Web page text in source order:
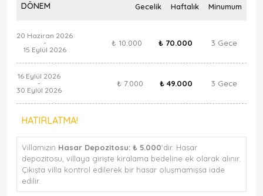
DÖNEM Gecelik Haftalık Minumum
20 Haziran 2026
-
15 Eylül 2026
₺ 10.000 ₺ 70.000 3 Gece
16 Eylül 2026
-
30 Eylül 2026
₺ 7.000 ₺ 49.000 3 Gece
HATIRLATMA!
Villamızın Hasar Depozitosu: ₺ 5.000'dir. Hasar
depozitosu, villaya girişte kiralama bedeline ek olarak alınır.
Çıkışta villa kontrol edilerek bir hasar oluşmamışsa iade
edilir.